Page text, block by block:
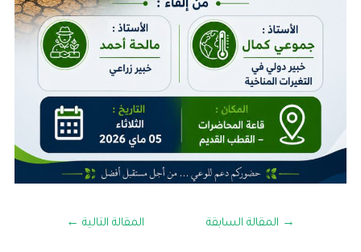
→ المقالة السابقة المقالة التالية ←